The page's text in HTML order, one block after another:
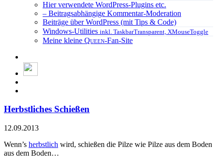
Hier verwendete WordPress-Plugins etc.
– Beitragsabhängige Kommentar-Moderation
Beiträge über WordPress (mit Tips & Code)
Windows-Utilities inkl. TaskbarTransparent, XMouseToggle
Meine kleine Queen-Fan-Site
Herbstliches Schießen
12.09.2013
Wenn’s herbstlich wird, schießen die Pilze wie Pilze aus dem Boden
aus dem Boden…